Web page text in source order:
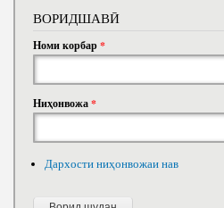
ВОРИДШАВӢ
Номи корбар*
Ниҳонвожа*
Дархости ниҳонвожаи нав